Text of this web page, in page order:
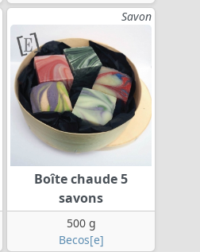
Savon
Boîte chaude 5
savons
500 g
Becos[e]